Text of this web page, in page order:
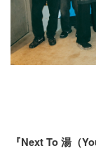
『Next To 湯（